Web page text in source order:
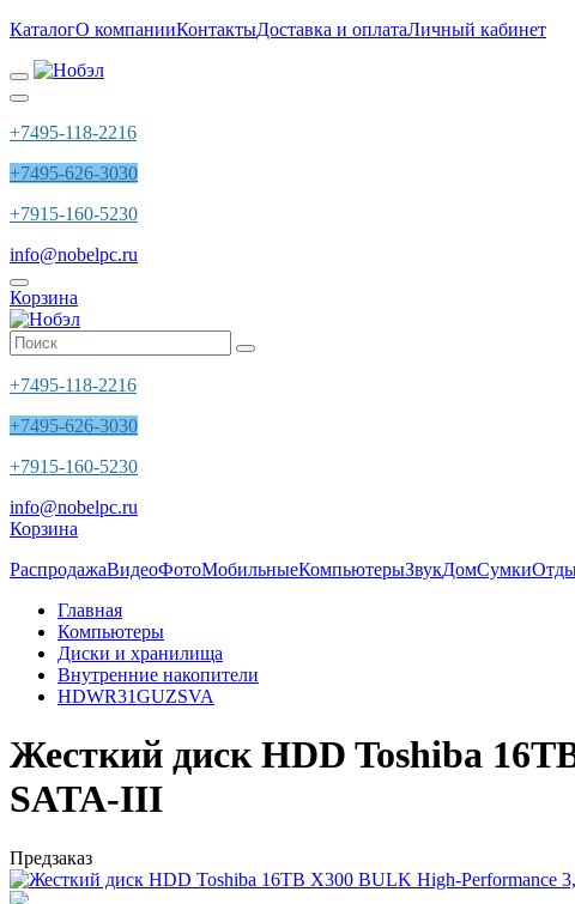
КаталогО компанииКонтактыДоставка и оплатаЛичный кабинет
+7495-118-2216
+7495-626-3030
+7915-160-5230
info@nobelpc.ru
Корзина
+7495-118-2216
+7495-626-3030
+7915-160-5230
info@nobelpc.ru
Корзина
РаспродажаВидеоФотоМобильныеКомпьютерыЗвукДомСумки
Главная
Компьютеры
Диски и хранилища
Внутренние накопители
HDWR31GUZSVA
Жесткий диск HDD Toshiba
SATA-III
Предзаказ